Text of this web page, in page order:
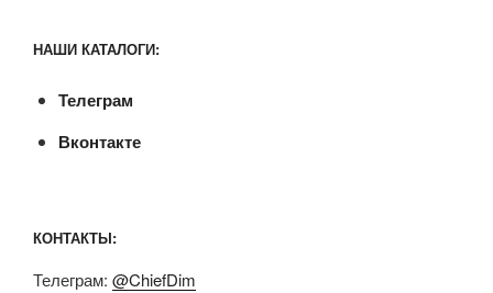
НАШИ КАТАЛОГИ:
Телеграм
Вконтакте
КОНТАКТЫ:
Телеграм: @ChiefDim